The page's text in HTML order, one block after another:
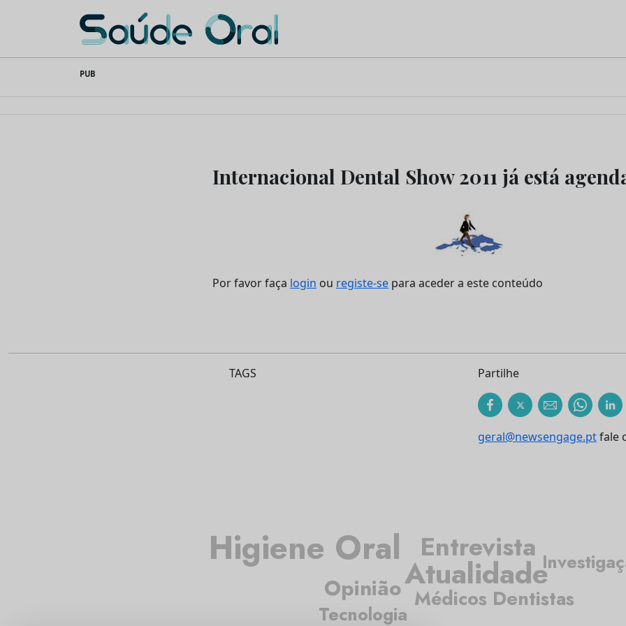
content
Saúde Oral
PUB
Internacional Dental Show 2011 já está
Por favor faça login ou registe-se para aceder a este conteúdo
TAGS Partilhe
geral@newsengage.ptfale
Atualidade
Médicos Dentistas
Higiene Oral Entrevista
Opinião
Tecnologia